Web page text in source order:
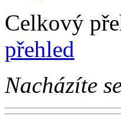
Celkový
přehled
Nacházíte